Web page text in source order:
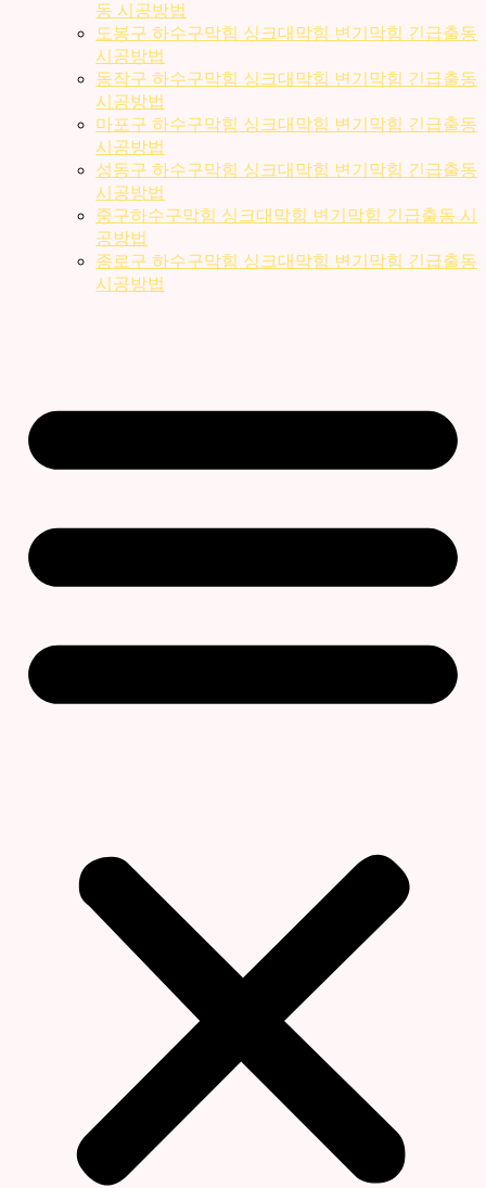
동 시공방법
도봉구 하수구막힘 싱크대막힘 변기막힘 긴급출동
시공방법
동작구 하수구막힘 싱크대막힘 변기막힘 긴급출동
시공방법
마포구 하수구막힘 싱크대막힘 변기막힘 긴급출동
시공방법
성동구 하수구막힘 싱크대막힘 변기막힘 긴급출동
시공방법
중구하수구막힘 싱크대막힘 변기막힘 긴급출동 시
공방법
종로구 하수구막힘 싱크대막힘 변기막힘 긴급출동
시공방법